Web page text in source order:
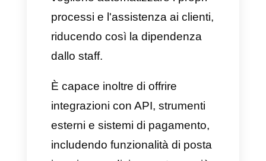
Aziende che ricevono un
elevato volume di domande.
Aziende che desiderano un
vero supporto omnicanale.
E-commerce
Aziende di servizi
Team di vendita